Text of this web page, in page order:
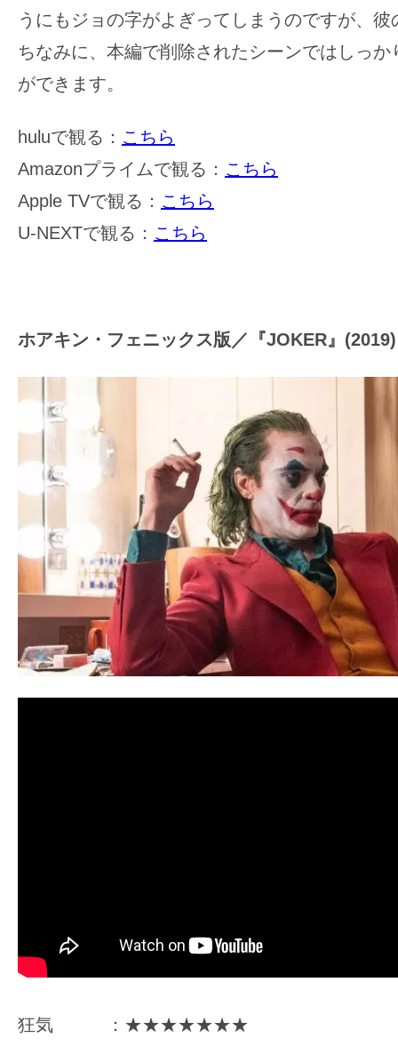
うにもジョの字がよぎってしまうのですが、
ちなみに、本編で削除されたシーンではしっ
ができます。
huluで観る： こちら
Amazonプライムで観る： こちら
Apple TVで観る： こちら
U-NEXTで観る： こちら
ホアキン・フェニックス版／『JOKER』(2019)
狂気 ：★★★★★★★